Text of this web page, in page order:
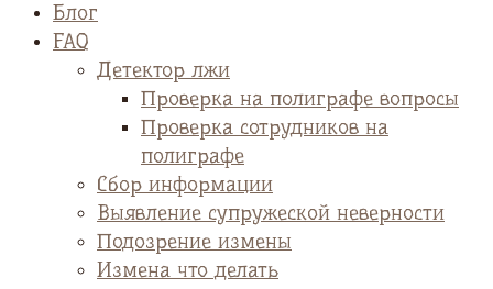
Блог
FAQ
Детектор лжи
Проверка на полиграфе вопросы
Проверка сотрудников на
полиграфе
Сбор информации
Выявление супружеской неверности
Подозрение измены
Измена что делать